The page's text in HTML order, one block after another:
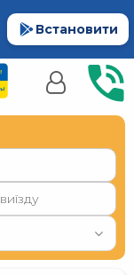
Встановити